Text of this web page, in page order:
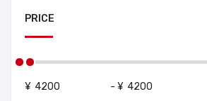
PRICE
¥ -¥